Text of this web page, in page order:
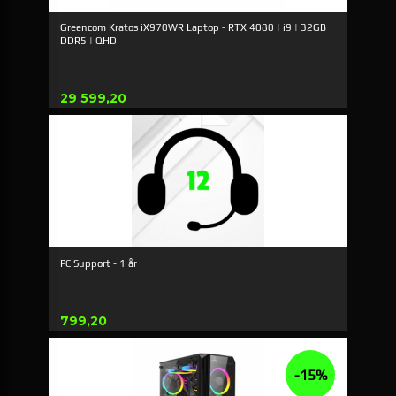
Greencom Kratos iX970WR Laptop - RTX 4080 | i9 | 32GB
DDR5 | QHD
Pris
29 599,20
PC Support - 1 år
Pris
799,20
-15%